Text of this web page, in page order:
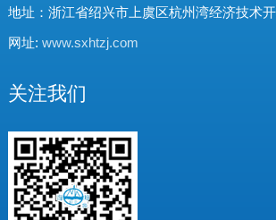
地址：浙江省绍兴市上虞区杭州湾经济技术
网址: www.sxhtzj.com
关注我们